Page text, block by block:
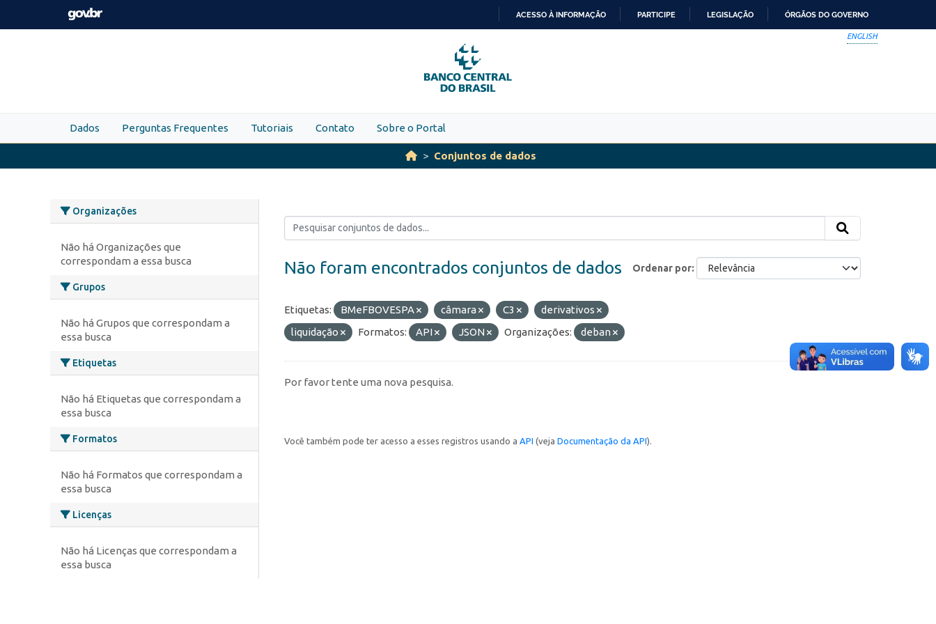
Skip to main content
PARA
O
CONTEÚDO
ACESSO À INFORMAÇÃO PARTICIPE LEGISLAÇÃO ÓRGÃOS DO GOVERNO
ENGLISH
Dados Perguntas Frequentes Tutoriais Contato Sobre o Portal
Conjuntos de dados
Organizações
Não há Organizações que
correspondam a essa busca
Grupos
Não há Grupos que correspondam a
essa busca
Etiquetas
Não há Etiquetas que correspondam a
essa busca
Formatos
Não há Formatos que correspondam a
essa busca
Licenças
Não há Licenças que correspondam a
essa busca
Ordenar por
Não foram encontrados conjuntos de dados
Etiquetas: BMeFBOVESPA câmara C3
derivativos
liquidação
Formatos: API JSON Organizações: deban
Por favor tente uma nova pesquisa.
Você também pode ter acesso a esses registros usando a API (veja Documentação da API).